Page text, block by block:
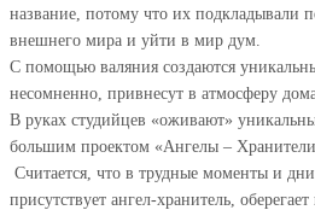
название, потому что их подкладывали
внешнего мира и уйти в мир дум.
С помощью валяния создаются
несомненно, привнесут в атмосферу
В руках студийцев «оживают»
большим проектом «Ангелы –
Считается, что в трудные моменты и
присутствует ангел-хранитель,